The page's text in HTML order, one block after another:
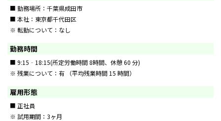
■ 勤務場所：千葉県成田市
■ 本社：東京都千代田区
※ 転勤について：なし
勤務時間
■ 9:15‐18:15(所定労働時間 8時間、休憩 60 分)
※ 残業について：有 （平均残業時間 15 時間）
雇用形態
■ 正社員
※ 試用期間：3ヶ月